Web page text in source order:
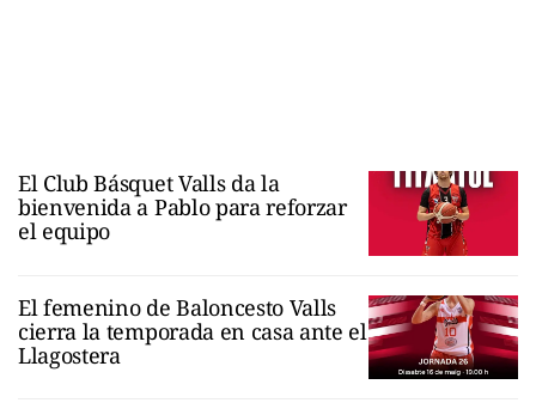
El Club Básquet Valls da la
bienvenida a Pablo para reforzar
el equipo
El femenino de Baloncesto Valls
cierra la temporada en casa ante el
Llagostera